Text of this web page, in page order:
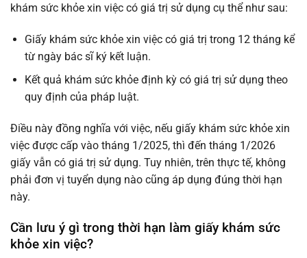
khám sức khỏe xin việc có giá trị sử dụng cụ thể như sau:
Giấy khám sức khỏe xin việc có giá trị trong 12 tháng kể
từ ngày bác sĩ ký kết luận.
Kết quả khám sức khỏe định kỳ có giá trị sử dụng theo
quy định của pháp luật.
Điều này đồng nghĩa với việc, nếu giấy khám sức khỏe xin
việc được cấp vào tháng 1/2025, thì đến tháng 1/2026
giấy vẫn có giá trị sử dụng. Tuy nhiên, trên thực tế, không
phải đơn vị tuyển dụng nào cũng áp dụng đúng thời hạn
này.
Cần lưu ý gì trong thời hạn làm giấy khám sức
khỏe xin việc?